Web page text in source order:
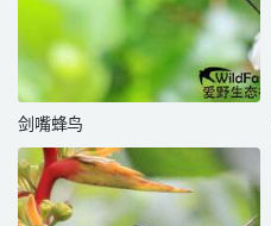
剑嘴蜂鸟